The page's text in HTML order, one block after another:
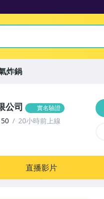
公司 實名驗證
50
20小時前上線
直播影片
炸鍋